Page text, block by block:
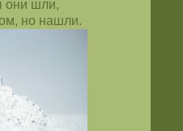
они шли,
но нашли.